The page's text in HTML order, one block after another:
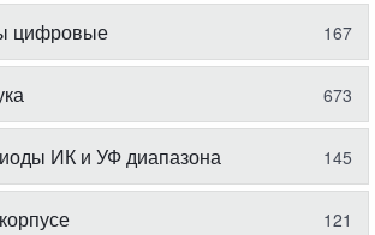
цифровые 167
673
ИК и УФ диапазона 145
121